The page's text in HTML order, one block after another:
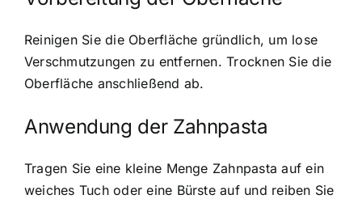
Reinigen Sie die Oberfläche gründlich, um lose
Verschmutzungen zu entfernen. Trocknen Sie die
Oberfläche anschließend ab.
Anwendung der Zahnpasta
Tragen Sie eine kleine Menge Zahnpasta auf ein
weiches Tuch oder eine Bürste auf und reiben Sie